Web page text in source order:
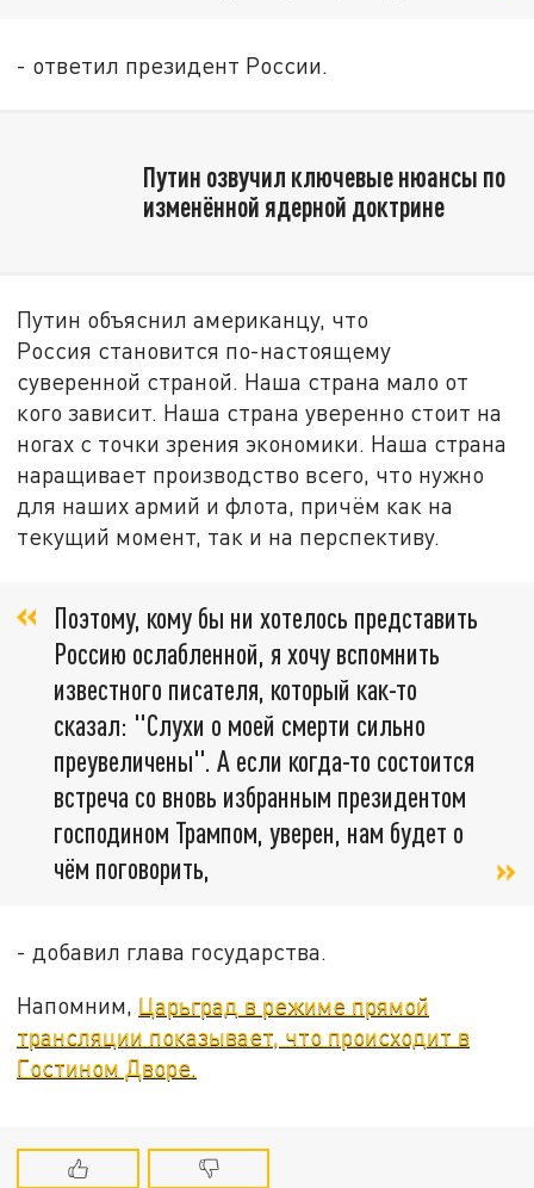
- ответил президент России.
Путин озвучил ключевые нюансы по
изменённой ядерной доктрине
Путин объяснил американцу, что
Россия становится по-настоящему
суверенной страной. Наша страна мало от
кого зависит. Наша страна уверенно стоит на
ногах с точки зрения экономики. Наша страна
наращивает производство всего, что нужно
для наших армий и флота, причём как на
текущий момент, так и на перспективу.
Поэтому, кому бы ни хотелось представить
Россию ослабленной, я хочу вспомнить
известного писателя, который как-то
сказал: "Слухи о моей смерти сильно
преувеличены". А если когда-то состоится
встреча со вновь избранным президентом
господином Трампом, уверен, нам будет о
чём поговорить,
- добавил глава государства.
Напомним, Царьград в режиме прямой
трансляции показывает, что происходит в
Гостином Дворе.